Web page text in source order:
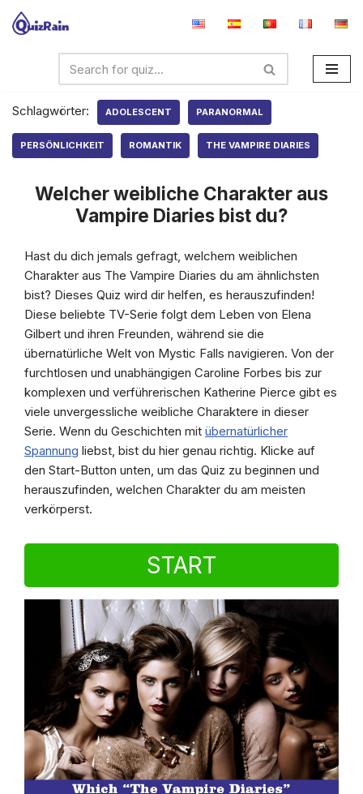
springen
Schlagwörter:
ADOLESCENT PARANORMAL
PERSÖNLICHKEIT ROMANTIK THE VAMPIRE DIARIES
Welcher weibliche Charakter aus
Vampire Diaries bist du?
Hast du dich jemals gefragt, welchem weiblichen
Charakter aus The Vampire Diaries du am ähnlichsten
bist? Dieses Quiz wird dir helfen, es herauszufinden!
Diese beliebte TV-Serie folgt dem Leben von Elena
Gilbert und ihren Freunden, während sie die
übernatürliche Welt von Mystic Falls navigieren. Von der
furchtlosen und unabhängigen Caroline Forbes bis zur
komplexen und verführerischen Katherine Pierce gibt es
viele unvergessliche weibliche Charaktere in dieser
Serie. Wenn du Geschichten mit übernatürlicher
Spannung liebst, bist du hier genau richtig. Klicke auf
den Start-Button unten, um das Quiz zu beginnen und
herauszufinden, welchen Charakter du am meisten
verkörperst.
START